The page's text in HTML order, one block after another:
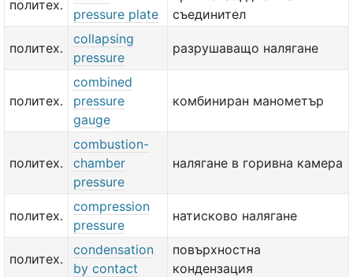
политех.
pressure plate
съединител
политех.
collapsing
pressure
разрушаващо налягане
политех.
combined
pressure
gauge
комбиниран манометър
политех.
combustion-
chamber
pressure
налягане в горивна камера
политех.
compression
pressure
натисково налягане
политех.
condensation
by contact
повърхностна
кондензация